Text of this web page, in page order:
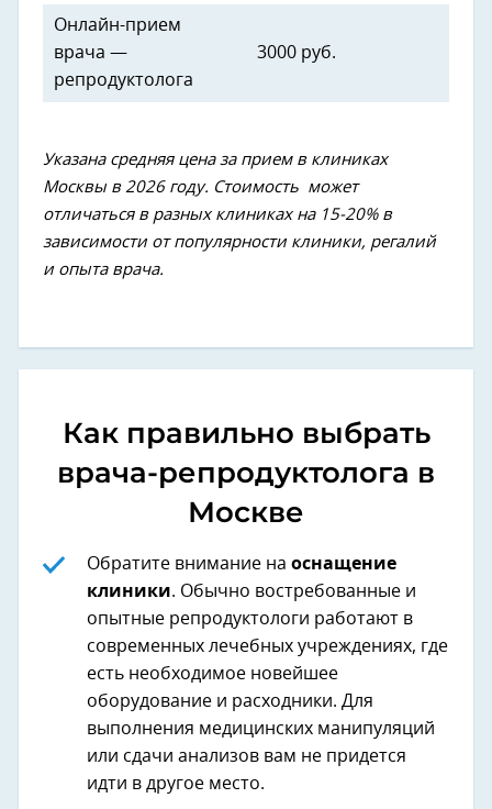
Онлайн-прием
врача —
репродуктолога
3000 руб.
Указана средняя цена за прием в клиниках
Москвы в 2026 году. Стоимость может
отличаться в разных клиниках на 15-20% в
зависимости от популярности клиники, регалий
и опыта врача.
Как правильно выбрать
врача-репродуктолога в
Москве
Обратите внимание на оснащение
клиники. Обычно востребованные и
опытные репродуктологи работают в
современных лечебных учреждениях, где
есть необходимое новейшее
оборудование и расходники. Для
выполнения медицинских манипуляций
или сдачи анализов вам не придется
идти в другое место.